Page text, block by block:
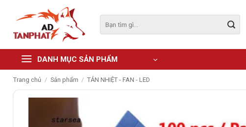
content
kiếm:
DANH MỤC SẢN PHẨM
Trang chủ / Sản phẩm / TẢN NHIỆT - FAN - LED